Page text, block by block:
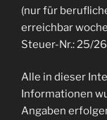
(nur für
erreichbar
Steuer-Nr.: 25/
Alle in dieser
Informationen
Angaben